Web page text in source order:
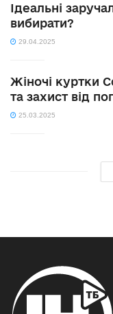
Ідеальні
вибирати?
29.04.2025
Жіночі куртки
та захист від
25.03.2025